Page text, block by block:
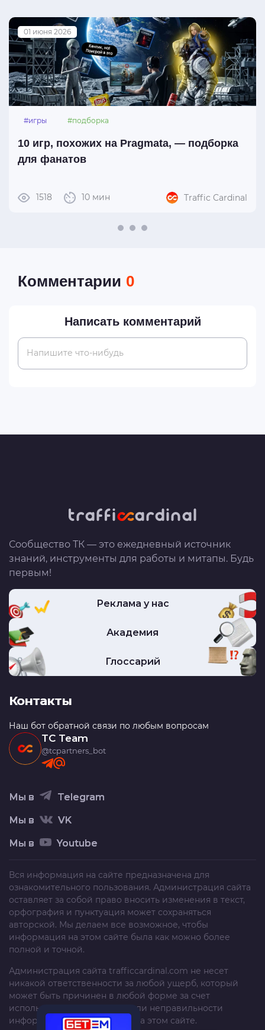
01 июня 2026
#игры #подборка
10 игр, похожих на Pragmata, — подборка
для фанатов
1518 10 мин Traffic Cardinal
Комментарии 0
Написать комментарий
Напишите что-нибудь
Сообщество ТК — это ежедневный источник
знаний, инструменты для работы и митапы. Будь
первым!
Реклама у нас
Академия
Глоссарий
Контакты
Наш бот обратной связи по любым вопросам
TC Team
@tcpartners_bot
Мы в Telegram
Мы в VK
Мы в Youtube
Вся информация на сайте предназначена для
ознакомительного пользования. Администрация сайта
оставляет за собой право вносить изменения в текст,
орфография и пунктуация может сохраняться
авторской. Мы делаем все возможное, чтобы
информация на этом сайте была как можно более
полной и точной.
Администрация сайта trafficcardinal.com не несет
никакой ответственности за любой ущерб, который
может быть причинен в любой форме за счет
использования, неполноты или неправильности
информации, размещенной на этом сайте.